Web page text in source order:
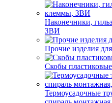
Наконечники,
ЗВИ
Прочие изделия
Скобы
Термоусадочные